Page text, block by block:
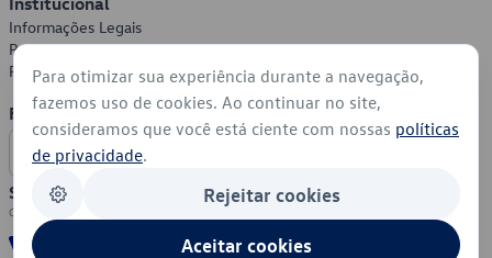
Informações Legais
Política de Privacidade
Política de Cookies
Formas de Pagamento
Segurança
Para otimizar sua experiência durante a navegação,
fazemos uso de cookies. Ao continuar no site,
consideramos que você está ciente com nossas políticas
de privacidade.
Rejeitar cookies
Aceitar cookies